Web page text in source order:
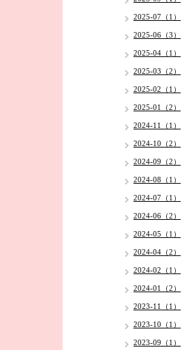
2025-07（1）
2025-06（3）
2025-04（1）
2025-03（2）
2025-02（1）
2025-01（2）
2024-11（1）
2024-10（2）
2024-09（2）
2024-08（1）
2024-07（1）
2024-06（2）
2024-05（1）
2024-04（2）
2024-02（1）
2024-01（2）
2023-11（1）
2023-10（1）
2023-09（1）